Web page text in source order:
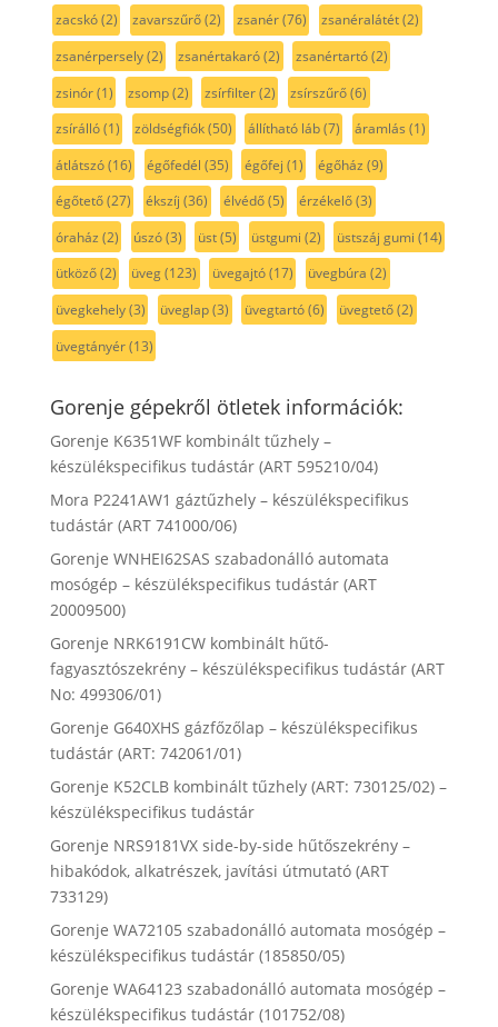
zacskó(2) zavarszűrő(2) zsanér(76) zsanéralátét(2)
zsanérpersely(2) zsanértakaró(2) zsanértartó(2)
zsinór(1) zsomp(2) zsírfilter(2) zsírszűrő(6)
zsírálló(1) zöldségfiók(50) állítható láb(7) áramlás (1)
átlátszó(16) égőfedél (35) égőfej (1) égőház (9)
égőtető(27) ékszíj (36) élvédő(5) érzékelő(3)
óraház (2) úszó(3) üst(5) üstgumi (2) üstszáj gumi (14)
ütköző(2) üveg(123) üvegajtó(17) üvegbúra (2)
üvegkehely(3) üveglap(3) üvegtartó(6) üvegtető(2)
üvegtányér(13)
Gorenje gépekről ötletek információk:
Gorenje K6351WF kombinált tűzhely –
készülékspecifikus tudástár (ART 595210/04)
Mora P2241AW1 gáztűzhely – készülékspecifikus
tudástár (ART 741000/06)
Gorenje WNHEI62SAS szabadonálló automata
mosógép – készülékspecifikus tudástár (ART
20009500)
Gorenje NRK6191CW kombinált hűtő-
fagyasztószekrény – készülékspecifikus tudástár (ART
No: 499306/01)
Gorenje G640XHS gázfőzőlap – készülékspecifikus
tudástár (ART: 742061/01)
Gorenje K52CLB kombinált tűzhely (ART: 730125/02) –
készülékspecifikus tudástár
Gorenje NRS9181VX side-by-side hűtőszekrény –
hibakódok, alkatrészek, javítási útmutató (ART
733129)
Gorenje WA72105 szabadonálló automata mosógép –
készülékspecifikus tudástár (185850/05)
Gorenje WA64123 szabadonálló automata mosógép –
készülékspecifikus tudástár (101752/08)